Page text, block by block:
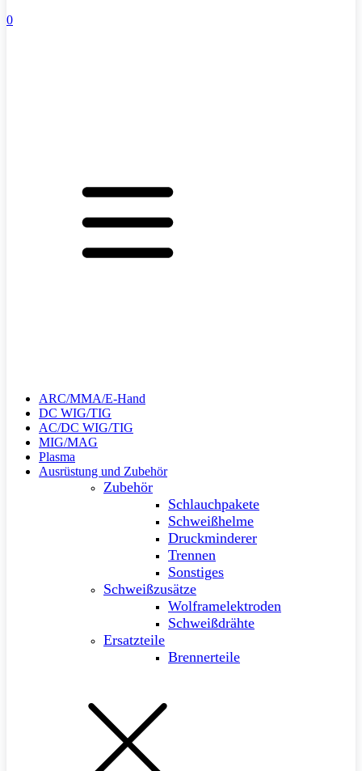
0
ARC/MMA/E-Hand
DC WIG/TIG
AC/DC WIG/TIG
MIG/MAG
Plasma
Ausrüstung und Zubehör
Zubehör
Schlauchpakete
Schweißhelme
Druckminderer
Trennen
Sonstiges
Schweißzusätze
Wolframelektroden
Schweißdrähte
Ersatzteile
Brennerteile